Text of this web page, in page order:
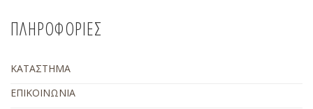
ΠΛΗΡΟΦΟΡΙΕΣ
ΚΑΤΑΣΤΗΜΑ
ΕΠΙΚΟΙΝΩΝΙΑ